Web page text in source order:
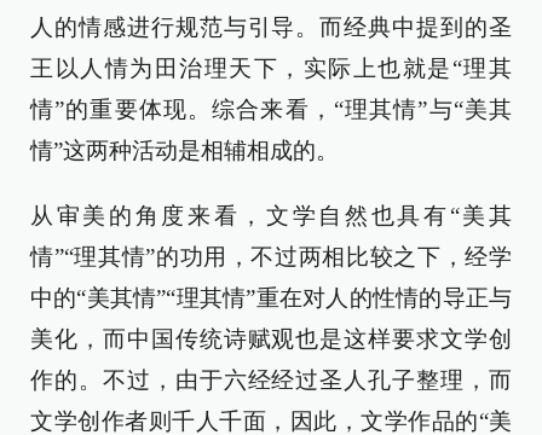
人的情感进行规范与引导。而经典中提到的圣
王以人情为田治理天下，实际上也就是“理其
情”的重要体现。综合来看，“理其情”与“美其
情”这两种活动是相辅相成的。
从审美的角度来看，文学自然也具有“美其
情”“理其情”的功用，不过两相比较之下，经学
中的“美其情”“理其情”重在对人的性情的导正与
美化，而中国传统诗赋观也是这样要求文学创
作的。不过，由于六经经过圣人孔子整理，而
文学创作者则千人千面，因此，文学作品的“美